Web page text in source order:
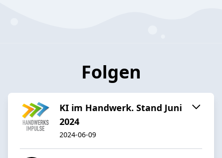
Folgen
KI im Handwerk. Stand Juni
2024
2024-06-09